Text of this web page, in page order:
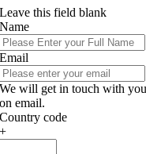
Leave this field blank
Name
Email
We will get in touch with
on email.
Country code
+